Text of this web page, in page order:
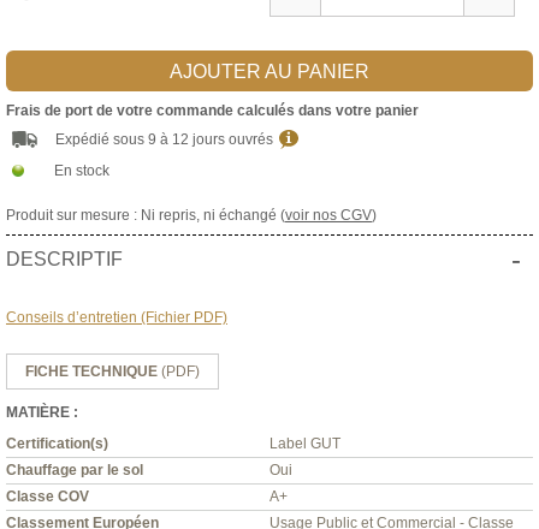
AJOUTER AU PANIER
Frais de port de votre commande calculés dans votre panier
Expédié sous 9 à 12 jours ouvrés
En stock
Produit sur mesure : Ni repris, ni échangé (voir nos CGV)
DESCRIPTIF -
Conseils d’entretien (Fichier PDF)
FICHE TECHNIQUE (PDF)
MATIÈRE :
Certification(s)
Label GUT
Chauffage par le sol
Oui
Classe COV
A+
Classement Européen
Usage Public et Commercial - Classe